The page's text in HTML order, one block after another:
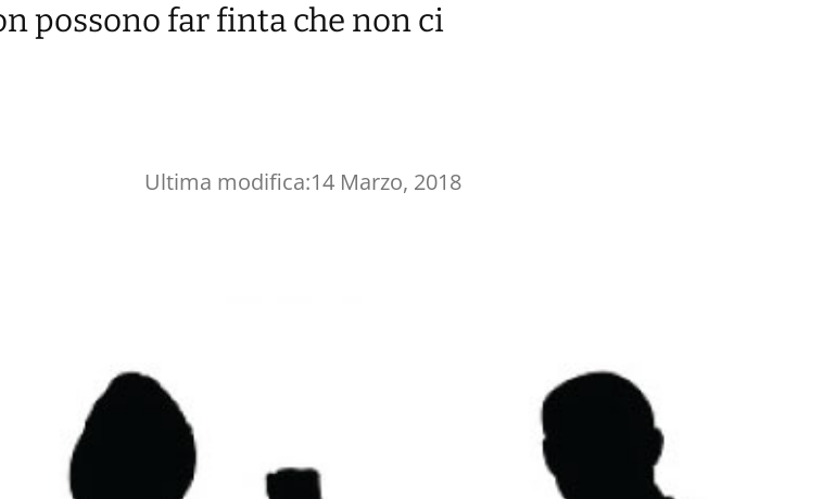
possono far finta che non ci
Ultima modifica:14 Marzo, 2018